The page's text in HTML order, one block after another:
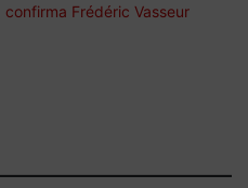
confirma Frédéric Vasseur